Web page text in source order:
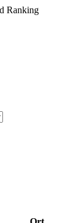
Ranking